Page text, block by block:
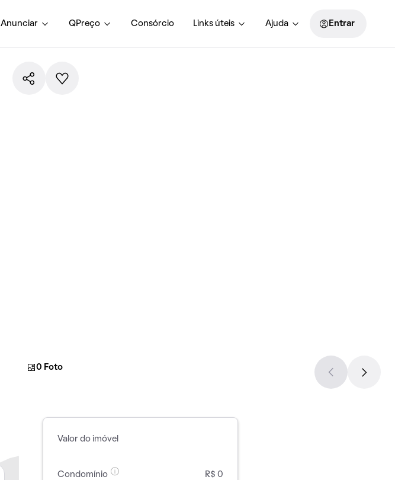
Anunciar QPreço Consórcio Links úteis Ajuda Entrar
0 Foto
Valor do imóvel
Condomínio R$ 0